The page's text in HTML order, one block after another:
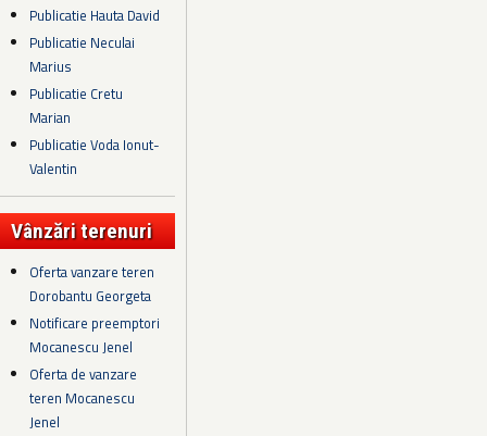
Publicatie Hauta David
Publicatie Neculai
Marius
Publicatie Cretu
Marian
Publicatie Voda Ionut-
Valentin
Vânzări terenuri
Oferta vanzare teren
Dorobantu Georgeta
Notificare preemptori
Mocanescu Jenel
Oferta de vanzare
teren Mocanescu
Jenel